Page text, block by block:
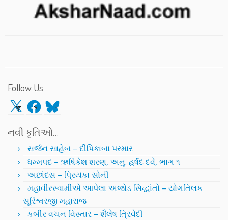
Follow Us
X Facebook
Bluesky
નવી કૃતિઓ…
સર્જન સાહેબ – દીપિકાબા પરમાર
ધમ્મપદ – ઋષિકેશ શરણ, અનુ. હર્ષદ દવે, ભાગ ૧
અછાંદસ – પ્રિયંકા સોની
મહાવીરસ્વામીએ આપેલા અજોડ સિદ્ધાંતો – યોગતિલક
સૂરિશ્વરજી મહારાજ
કબીર વચન વિસ્તાર – શૈલેષ ત્રિવેદી